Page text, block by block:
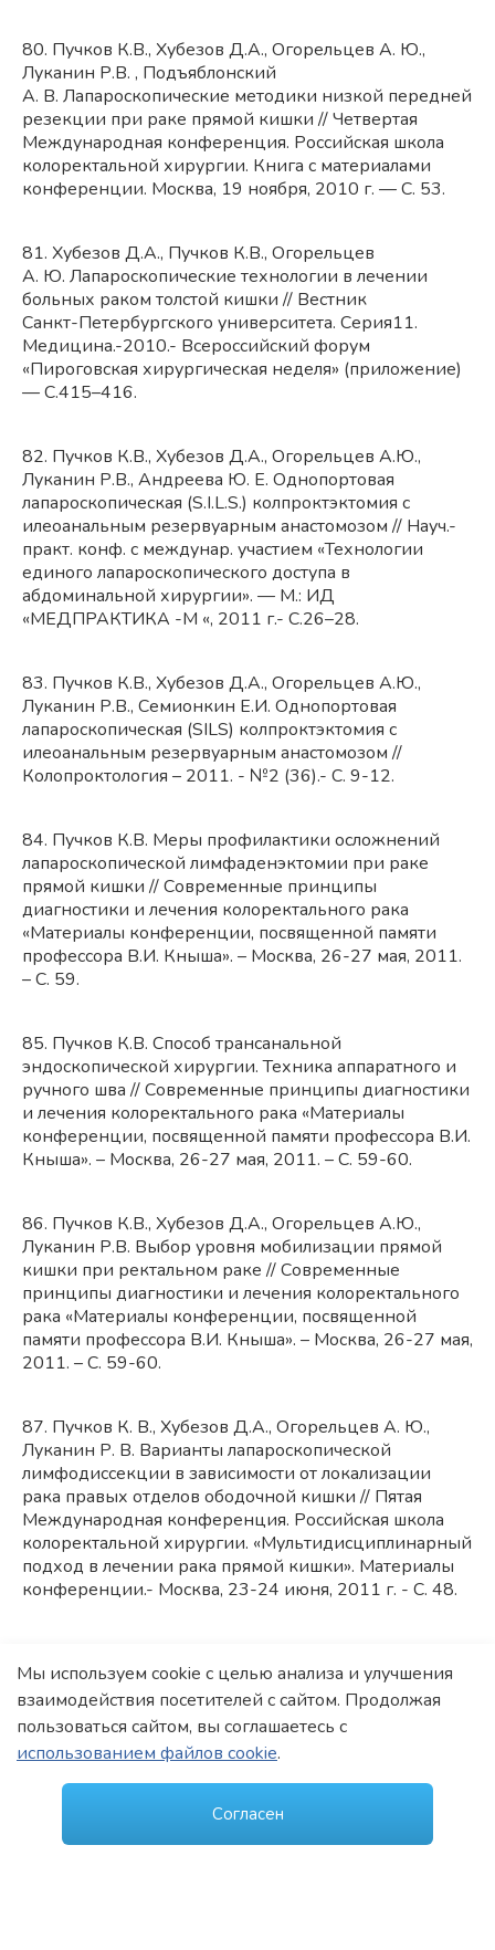
80. Пучков К.В., Хубезов Д.А., Огорельцев А. Ю.,
Луканин Р.В. , Подъяблонский
А. В. Лапароскопические методики низкой передней
резекции при раке прямой кишки // Четвертая
Международная конференция. Российская школа
колоректальной хирургии. Книга с материалами
конференции. Москва, 19 ноября, 2010 г. — С. 53.
81. Хубезов Д.А., Пучков К.В., Огорельцев
А. Ю. Лапароскопические технологии в лечении
больных раком толстой кишки // Вестник
Санкт-Петербургского университета. Серия11.
Медицина.-2010.- Всероссийский форум
«Пироговская хирургическая неделя» (приложение)
— С.415–416.
82. Пучков К.В., Хубезов Д.А., Огорельцев А.Ю.,
Луканин Р.В., Андреева Ю. Е. Однопортовая
лапароскопическая (S.I.L.S.) колпроктэктомия с
илеоанальным резервуарным анастомозом // Науч.-
практ. конф. с междунар. участием «Технологии
единого лапароскопического доступа в
абдоминальной хирургии». — М.: ИД
«МЕДПРАКТИКА -М «, 2011 г.- С.26–28.
83. Пучков К.В., Хубезов Д.А., Огорельцев А.Ю.,
Луканин Р.В., Семионкин Е.И. Однопортовая
лапароскопическая (SILS) колпроктэктомия с
илеоанальным резервуарным анастомозом //
Колопроктология – 2011. - №2 (36).- С. 9-12.
84. Пучков К.В. Меры профилактики осложнений
лапароскопической лимфаденэктомии при раке
прямой кишки // Современные принципы
диагностики и лечения колоректального рака
«Материалы конференции, посвященной памяти
профессора В.И. Кныша». – Москва, 26-27 мая, 2011.
– С. 59.
85. Пучков К.В. Способ трансанальной
эндоскопической хирургии. Техника аппаратного и
ручного шва // Современные принципы диагностики
и лечения колоректального рака «Материалы
конференции, посвященной памяти профессора В.И.
Кныша». – Москва, 26-27 мая, 2011. – С. 59-60.
86. Пучков К.В., Хубезов Д.А., Огорельцев А.Ю.,
Луканин Р.В. Выбор уровня мобилизации прямой
кишки при ректальном раке // Современные
принципы диагностики и лечения колоректального
рака «Материалы конференции, посвященной
памяти профессора В.И. Кныша». – Москва, 26-27 мая,
2011. – С. 59-60.
87. Пучков К. В., Хубезов Д.А., Огорельцев А. Ю.,
Луканин Р. В. Варианты лапароскопической
лимфодиссекции в зависимости от локализации
рака правых отделов ободочной кишки // Пятая
Международная конференция. Российская школа
колоректальной хирургии. «Мультидисциплинарный
подход в лечении рака прямой кишки». Материалы
конференции.- Москва, 23-24 июня, 2011 г. - С. 48.
Луканин Р. В., Андреева Ю.Е. Однопортовая
лапароскопическая (SILS) колпроктэктомия с
илеоанальным резервуарным анастомозом // Пятая
Международная конференция. Российская школа
колоректальной хирургии. «Мультидисциплинарный
подход в лечении рака прямой кишки». Материалы
конференции.- Москва, 23-24 июня, 2011 г. - С. 48.
Мы используем cookie с целью анализа и улучшения
взаимодействия посетителей с сайтом. Продолжая
пользоваться сайтом, вы соглашаетесь с
использованием файлов cookie.
Согласен